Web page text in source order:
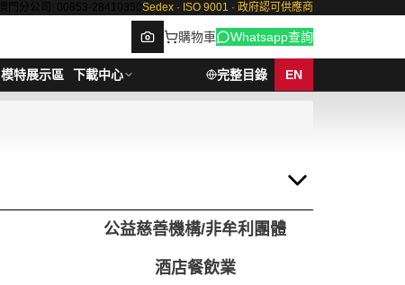
澳門分公司: 00853-28410350 Sedex · ISO 9001 · 政府認可供應商
購物車 Whatsapp查詢
模特展示區 下載中心 完整目錄 EN
公益慈善機構/非牟利團體
酒店餐飲業